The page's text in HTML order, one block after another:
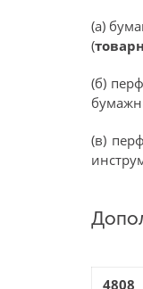
(а)
(
(б)
(в)
4808